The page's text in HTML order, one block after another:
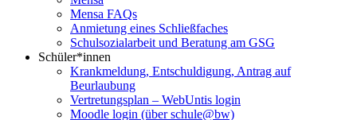
Mensa FAQs
Anmietung eines Schließfaches
Schulsozialarbeit und Beratung am GSG
Schüler*innen
Krankmeldung, Entschuldigung, Antrag auf
Beurlaubung
Vertretungsplan – WebUntis login
Moodle login (über schule@bw)